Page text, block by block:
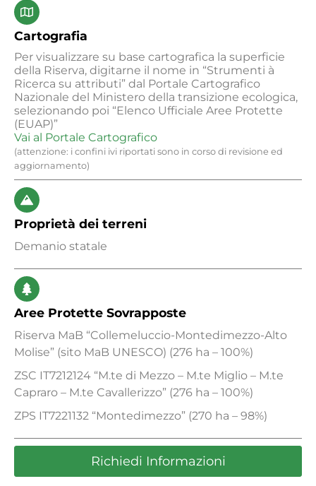
Cartografia
Per visualizzare su base cartografica la superficie
della Riserva, digitarne il nome in “Strumenti à
Ricerca su attributi” dal Portale Cartografico
Nazionale del Ministero della transizione ecologica,
selezionando poi “Elenco Ufficiale Aree Protette
(EUAP)”
Vai al Portale Cartografico
(attenzione: i confini ivi riportati sono in corso di revisione ed
aggiornamento)
Proprietà dei terreni
Demanio statale
Aree Protette Sovrapposte
Riserva MaB “Collemeluccio-Montedimezzo-Alto
Molise” (sito MaB UNESCO) (276 ha – 100%)
ZSC IT7212124 “M.te di Mezzo – M.te Miglio – M.te
Capraro – M.te Cavallerizzo” (276 ha – 100%)
ZPS IT7221132 “Montedimezzo” (270 ha – 98%)
Richiedi Informazioni